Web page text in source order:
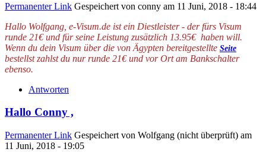
Permanenter Link Gespeichert von conny am 11 Juni, 2018 - 18:44
Hallo Wolfgang, e-Visum.de ist ein Diestleister - der fürs Visum
runde 21€ und für seine Leistung zusätzlich 13.95€ haben will.
Wenn du dein Visum über die von Ägypten bereitgestellte Seite
bestellst zahlst du nur runde 21€ und vor Ort am Bankschalter
ebenso.
Antworten
Hallo Conny ,
Permanenter Link Gespeichert von Wolfgang (nicht überprüft) am
11 Juni, 2018 - 19:05